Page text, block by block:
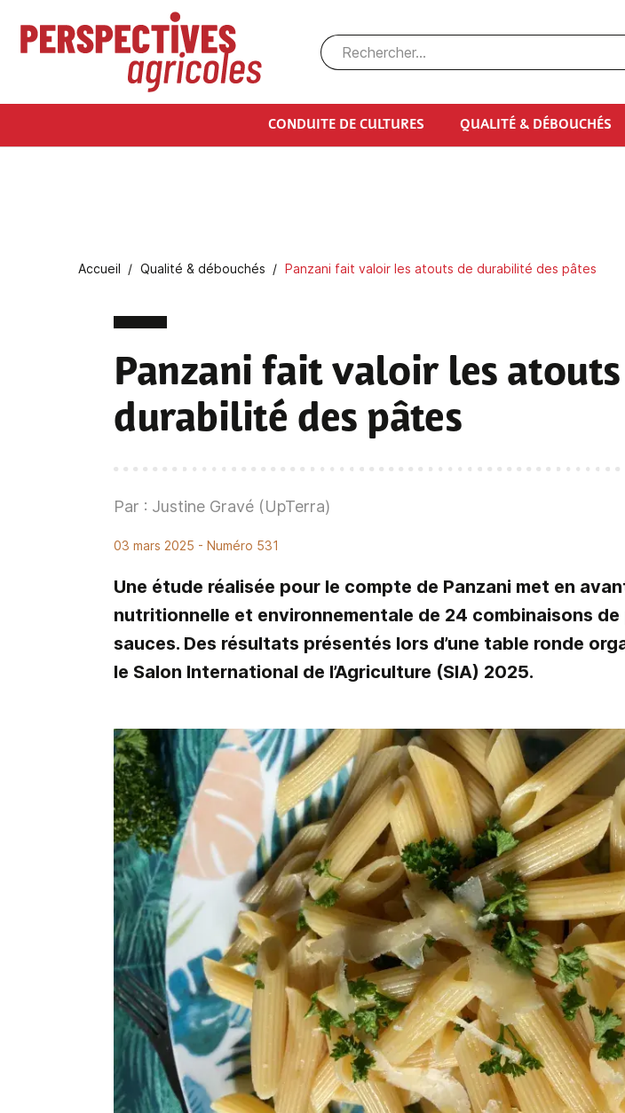
Aller au contenu principal
CONDUITE DE CULTURES QUALITÉ & DÉBOUCHÉS
Fil d'Ariane
Accueil Qualité & débouchés Panzani fait valoir les atouts de durabilité des pâtes
Panzani fait valoir les atouts
durabilité des pâtes
Par : Justine Gravé (UpTerra)
03 mars 2025 - Numéro 531
Une étude réalisée pour le compte de Panzani met en
nutritionnelle et environnementale de 24 combinaisons
sauces. Des résultats présentés lors d’une table ronde
le Salon International de l’Agriculture (SIA) 2025.